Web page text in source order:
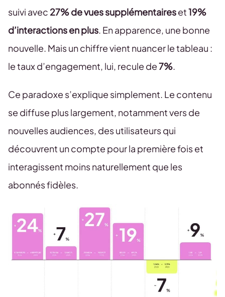
suivi avec 27% de vues supplémentaireset19%
d’interactions en plus. En apparence, une bonne
nouvelle. Mais un chiffre vient nuancer le tableau :
le taux d’engagement, lui, recule de7%.
Ce paradoxe s’explique simplement. Le contenu
se diffuse plus largement, notamment vers de
nouvelles audiences, des utilisateurs qui
découvrent un compte pour la première fois et
interagissent moins naturellement que les
abonnés fidèles.